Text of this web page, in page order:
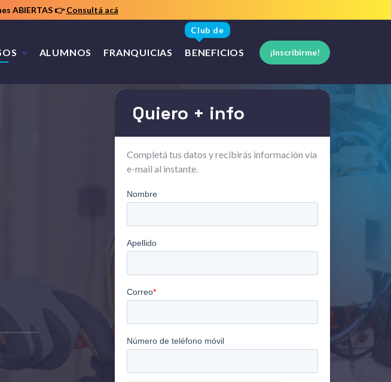
ABIERTAS👉 Consultá acá
ALUMNOS FRANQUICIAS
Club de
BENEFICIOS ¡Inscribirme!
Quiero + info
Completá tus datos y recibirás información vía
e-mail al instante.